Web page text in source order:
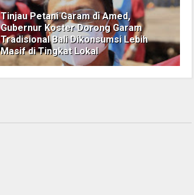
Tinjau Petani Garam di Amed,
Gubernur Koster Dorong Garam
Tradisional Bali Dikonsumsi Lebih
Masif di Tingkat Lokal